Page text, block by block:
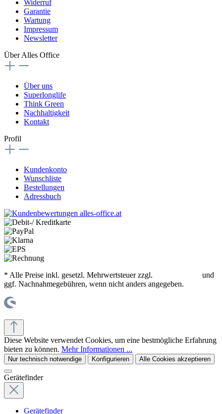
Widerruf
Garantie
Wartung
Impressum
Newsletter
Über Alles Office
Über uns
Superlonglife
Think Green
Nachhaltigkeit
Kontakt
Profil
Kundenkonto
Wunschliste
Bestellungen
Adressbuch
* Alle Preise inkl. gesetzl. Mehrwertsteuer zzgl.
und
ggf. Nachnahmegebühren, wenn nicht anders angegeben.
Diese Website verwendet Cookies, um eine bestmögliche Erfahrung
bieten zu können. Mehr Informationen ...
Nur technisch notwendige Konfigurieren Alle Cookies akzeptieren
Gerätefinder
Gerätefinder